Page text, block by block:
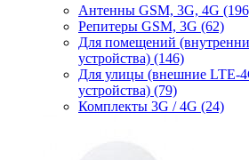
Антенны GSM, 3G, 4G
Репитеры GSM, 3G (62)
Для помещений
устройства) (146)
Для улицы (внешние LTE-
устройства) (79)
Комплекты 3G / 4G (24)